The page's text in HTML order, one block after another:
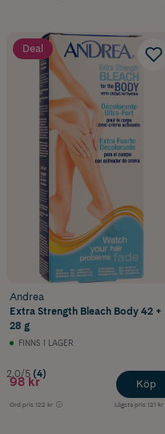
Deal
Andrea
Extra Strength Bleach Body 42 +
28 g
FINNS I LAGER
2.0/5 (4)
98 kr
Ord.pris 122 kr Lägsta pris 121 kr
Köp